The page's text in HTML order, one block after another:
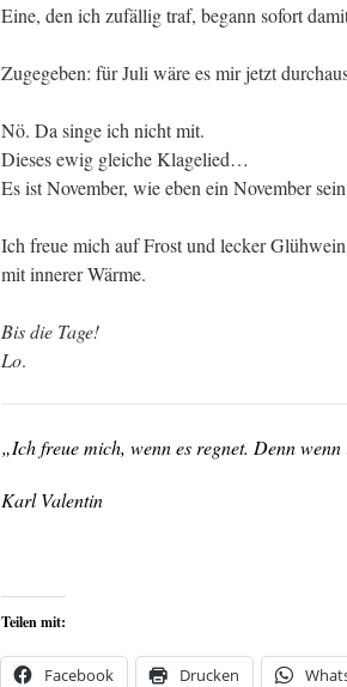
Eine, den ich zufällig traf, begann sofort
Zugegeben: für Juli wäre es mir jetzt
Nö. Da singe ich nicht mit.
Dieses ewig gleiche Klagelied…
Es ist November, wie eben ein November
Ich freue mich auf Frost und lecker
mit innerer Wärme.
Bis die Tage!
Lo.
„Ich freue mich, wenn es regnet. Denn
Karl Valentin
Teilen mit:
Facebook Drucken